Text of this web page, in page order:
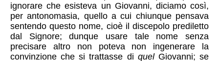
ignorare che esisteva un Giovanni, diciamo così,
per antonomasia, quello a cui chiunque pensava
sentendo questo nome, cioè il discepolo prediletto
dal Signore; dunque usare tale nome senza
precisare altro non poteva non ingenerare la
convinzione che si trattasse di quelGiovanni; se